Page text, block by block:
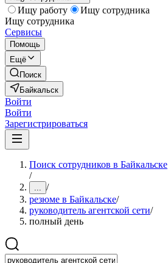
Ищу работу
Ищу сотрудника
Ищу сотрудника
Сервисы
Помощь
Ещё
Поиск
Байкальск
Войти
Войти
Зарегистрироваться
Поиск сотрудников в Байкальске
/
... /
резюме в Байкальске/
руководитель агентской сети/
полный день